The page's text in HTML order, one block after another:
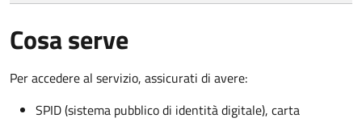
Cosa serve
Per accedere al servizio, assicurati di avere:
SPID (sistema pubblico di identità digitale), carta